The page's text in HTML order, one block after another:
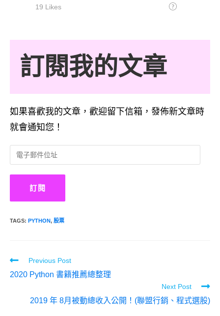
訂閱我的文章
如果喜歡我的文章，歡迎留下信箱，發佈新文章時
就會通知您！
子
郵
位
訂閱
TAGS: PYTHON, 股票
Read
articles
Previous Post
2020 Python 書籍推薦總整理
Next Post
2019 年 8月被動總收入公開！(聯盟行銷、程式選股)